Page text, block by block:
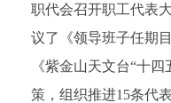
职代会召开职工代表
议了《领导班子任期
《紫金山天文台“十
策，组织推进15条代